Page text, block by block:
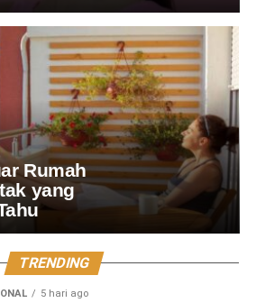
Rumah
yang
TRENDING
5 hari ago